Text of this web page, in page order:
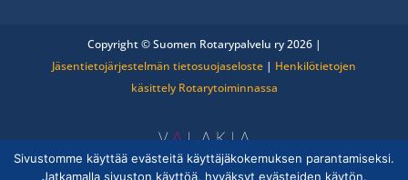
Copyright © Suomen Rotarypalvelu ry 2026 |
Jäsentietojärjestelmän tietosuojaseloste | Henkilötietojen
käsittely Rotarytoiminnassa
Sivustomme käyttää evästeitä käyttäjäkokemuksen parantamiseksi.
Jatkamalla sivuston käyttöä, hyväksyt evästeiden käytön.